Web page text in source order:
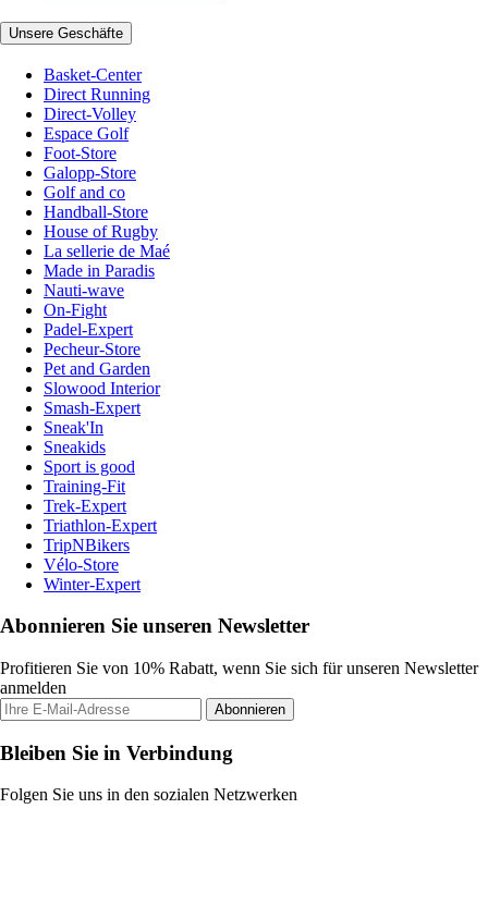
Unsere Geschäfte
Basket-Center
Direct Running
Direct-Volley
Espace Golf
Foot-Store
Galopp-Store
Golf and co
Handball-Store
House of Rugby
La sellerie de Maé
Made in Paradis
Nauti-wave
On-Fight
Padel-Expert
Pecheur-Store
Pet and Garden
Slowood Interior
Smash-Expert
Sneak'In
Sneakids
Sport is good
Training-Fit
Trek-Expert
Triathlon-Expert
TripNBikers
Vélo-Store
Winter-Expert
Abonnieren Sie unseren Newsletter
Profitieren Sie von 10% Rabatt, wenn Sie sich für unseren Newsletter
anmelden
Abonnieren
Bleiben Sie in Verbindung
Folgen Sie uns in den sozialen Netzwerken